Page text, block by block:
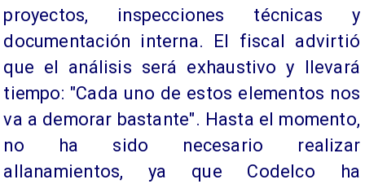
proyectos, inspecciones técnicas y
documentación interna. El fiscal advirtió
que el análisis será exhaustivo y llevará
tiempo: "Cada uno de estos elementos nos
va a demorar bastante". Hasta el momento,
no ha sido necesario realizar
allanamientos, ya que Codelco ha